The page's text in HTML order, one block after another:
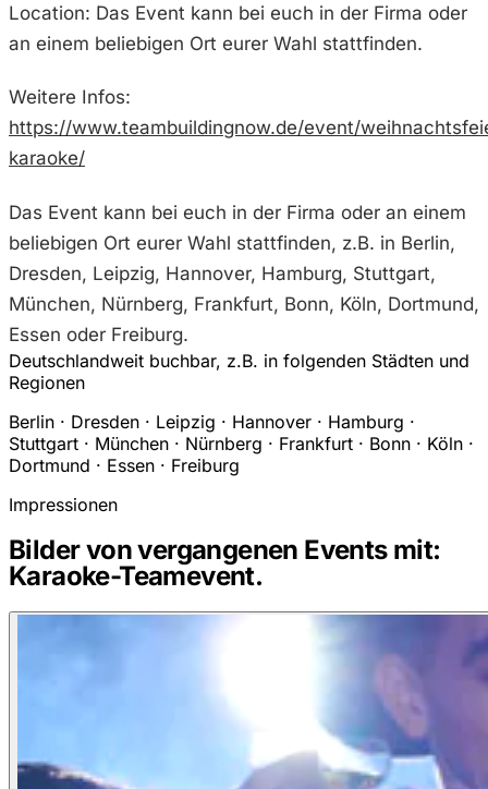
Location: Das Event kann bei euch in der Firma oder
an einem beliebigen Ort eurer Wahl stattfinden.
Weitere Infos:
https://www.teambuildingnow.de/event/
karaoke/
Das Event kann bei euch in der Firma oder an einem
beliebigen Ort eurer Wahl stattfinden, z.B. in Berlin,
Dresden, Leipzig, Hannover, Hamburg, Stuttgart,
München, Nürnberg, Frankfurt, Bonn, Köln, Dortmund,
Essen oder Freiburg.
Deutschlandweit buchbar, z.B. in folgenden Städten und
Regionen
Berlin · Dresden · Leipzig · Hannover · Hamburg ·
Stuttgart · München · Nürnberg · Frankfurt · Bonn · Köln ·
Dortmund · Essen · Freiburg
Impressionen
Bilder von vergangenen Events mit:
Karaoke-Teamevent.